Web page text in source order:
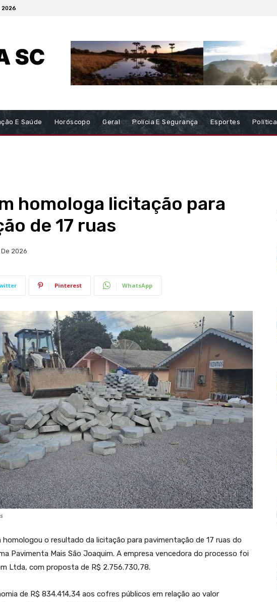
2026
E Saúde Horóscopo Geral Polícia E Segurança Esportes Política
homologa licitação para
de 17 ruas
De 2026
Pinterest WhatsApp
homologou o resultado da licitação para pavimentação de 17 ruas do
Pavimenta Mais São Joaquim. A empresa vencedora do processo foi
Ltda, com proposta de R$ 2.756.730,78.
de R$ 834.414,34 aos cofres públicos em relação ao valor